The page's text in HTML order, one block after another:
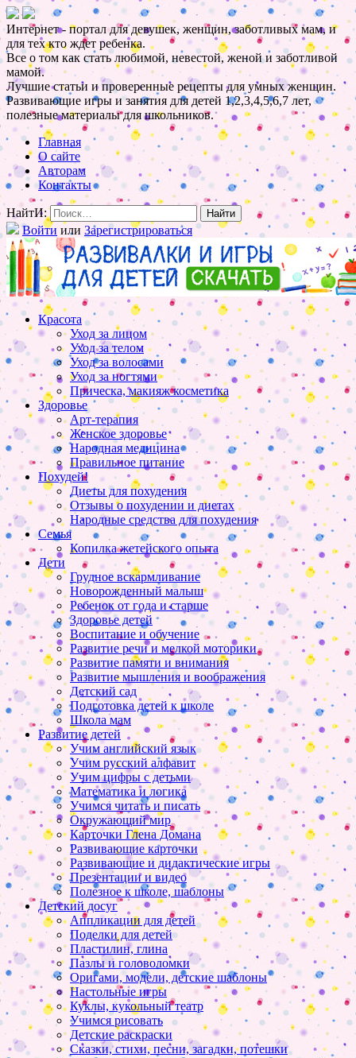
Интернет - портал для девушек, женщин, заботливых мам, и
для тех кто ждет ребенка.
Все о том как стать любимой, невестой, женой и заботливой
мамой.
Лучшие статьи и проверенные рецепты для умных женщин.
Развивающие игры и занятия для детей 1,2,3,4,5,6,7 лет,
полезные материалы для школьников.
Главная
О сайте
Авторам
Контакты
НайтИ:
Войти или Зарегистрироваться
Красота
Уход за лицом
Уход за телом
Уход за волосами
Уход за ногтями
Прическа, макияж косметика
Здоровье
Арт-терапия
Женское здоровье
Народная медицина
Правильное питание
Похудей!
Диеты для похудения
Отзывы о похудении и диетах
Народные средства для похудения
Семья
Копилка жетейского опыта
Дети
Грудное вскармливание
Новорожденный малыш
Ребенок от года и старше
Здоровье детей
Воспитание и обучение
Развитие речи и мелкой моторики
Развитие памяти и внимания
Развитие мышления и воображения
Детский сад
Подготовка детей к школе
Школа мам
Развитие детей
Учим английский язык
Учим русский алфавит
Учим цифры с детьми
Математика и логика
Учимся читать и писать
Окружающий мир
Карточки Глена Домана
Развивающие карточки
Развивающие и дидактические игры
Презентации и видео
Полезное к школе, шаблоны
Детский досуг
Аппликации для детей
Поделки для детей
Пластилин, глина
Пазлы и головоломки
Оригами, модели, детские шаблоны
Настольные игры
Куклы, кукольный театр
Учимся рисовать
Детские раскраски
Сказки, стихи, песни, загадки, потешки